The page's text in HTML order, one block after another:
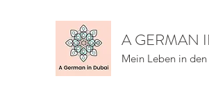
A GERMAN
Mein Leben in